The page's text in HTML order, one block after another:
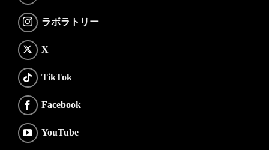
ラボラトリー
X
TikTok
Facebook
YouTube